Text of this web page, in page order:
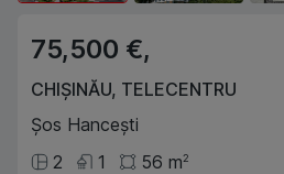
75,500 €,
CHIȘINĂU, TELECENTRU
Șos Hancești
2
1 56 m2